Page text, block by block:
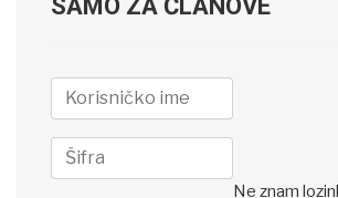
SAMO ZA ČLANOVE
Ne znam